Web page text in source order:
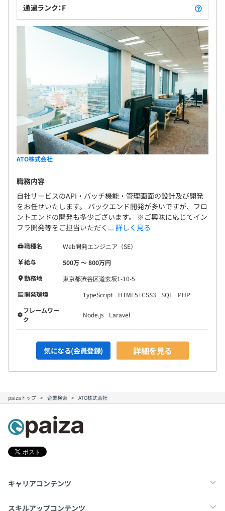
通過ランク：F
ATO株式会社
職務内容
自社サービスのAPI・バッチ機能・管理画面の設計及び開発
をお任せいたします。 バックエンド開発が多いですが、フロ
ントエンドの開発も多少ございます。 ※ご興味に応じてイン
フラ開発等をご担当いただく... 詳しく見る
職種名
Web開発エンジニア（SE）
給与
500万 〜 800万円
勤務地
東京都渋谷区道玄坂1-10-5
開発環境
TypeScript HTML5+CSS3 SQL
PHP
フレームワー
ク
Node.js Laravel
気になる(会員登録) 詳細を見る
paizaトップ 企業検索 ATO株式会社
キャリアコンテンツ
転職・キャリア
スキルアップコンテンツ